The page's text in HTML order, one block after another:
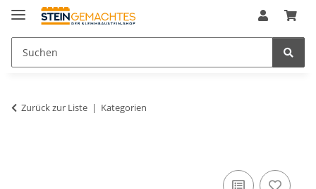
Zurück zur Liste Kategorien